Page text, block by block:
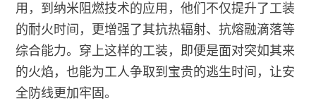
用，到纳米阻燃技术的应用，他们不仅提升了工装
的耐火时间，更增强了其抗热辐射、抗熔融滴落等
综合能力。穿上这样的工装，即便是面对突如其来
的火焰，也能为工人争取到宝贵的逃生时间，让安
全防线更加牢固。